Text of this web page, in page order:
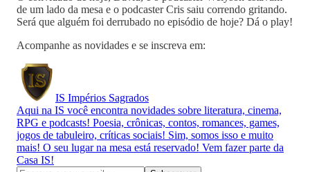
de um lado da mesa e o podcaster Cris saiu correndo gritando.
Será que alguém foi derrubado no episódio de hoje? Dá o play!
Acompanhe as novidades e se inscreva em:
IS Impérios Sagrados
Aqui na IS você encontra novidades sobre literatura, cinema,
RPG e podcasts! Poesia, crônicas, contos, romances, games,
jogos de tabuleiro, críticas sociais! Sim, somos isso e muito
mais! O seu lugar na mesa está reservado! Vem fazer parte da
Casa IS!